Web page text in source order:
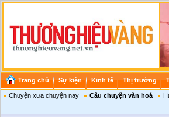
Trang chủ Sự kiện Kinh tế Thị trường
Chuyện xưa chuyện nay Câu chuyện văn hoá